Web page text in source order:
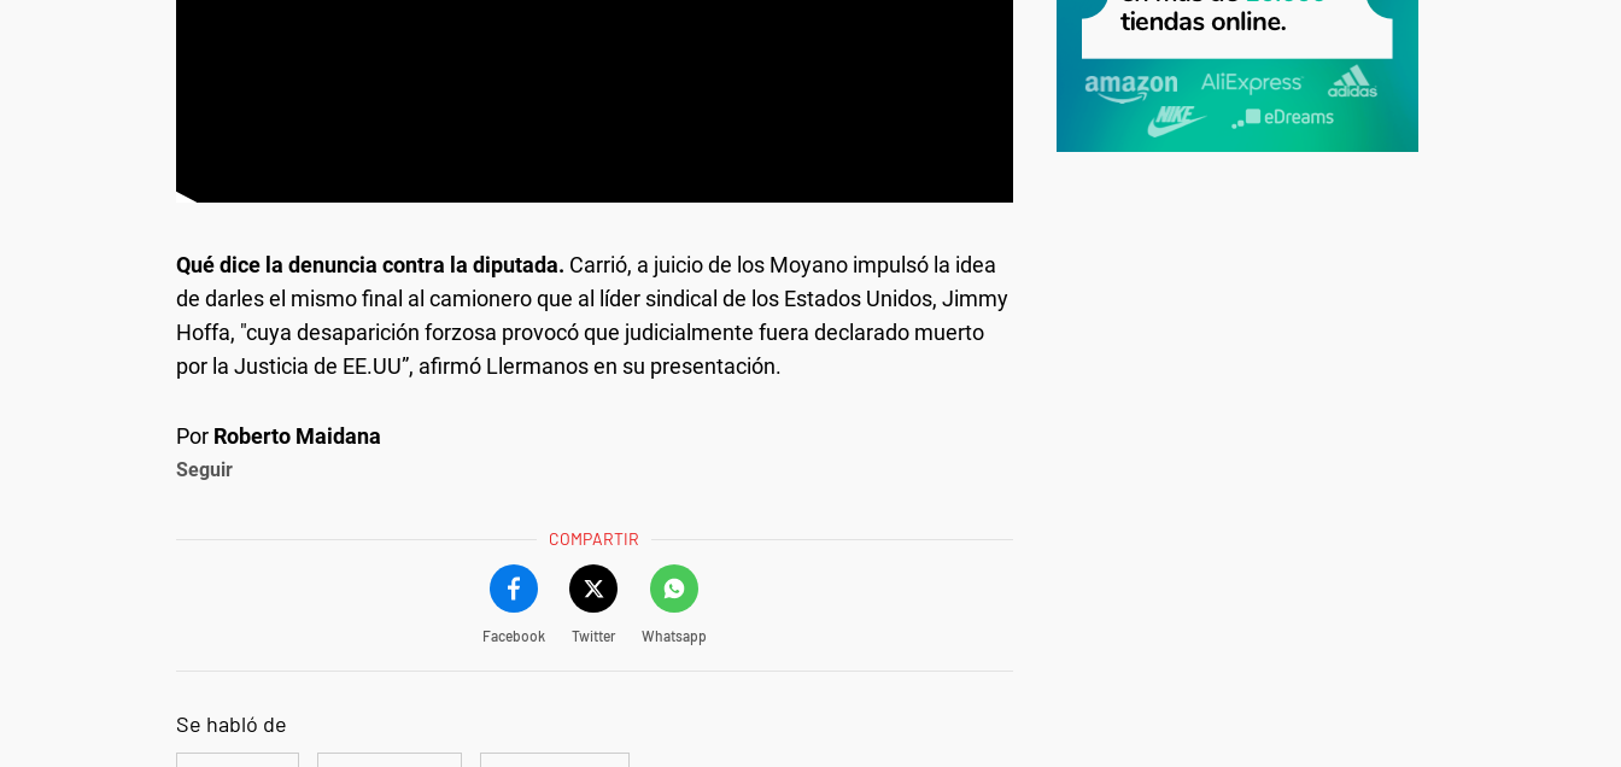
Qué dice la denuncia contra la diputada. Carrió, a juicio de los Moyano impulsó la idea
de darles el mismo final al camionero que al líder sindical de los Estados Unidos, Jimmy
Hoffa, "cuya desaparición forzosa provocó que judicialmente fuera declarado muerto
por la Justicia de EE.UU”, afirmó Llermanos en su presentación.
Por Roberto Maidana
Seguir
COMPARTIR
Facebook Twitter Whatsapp
Se habló de